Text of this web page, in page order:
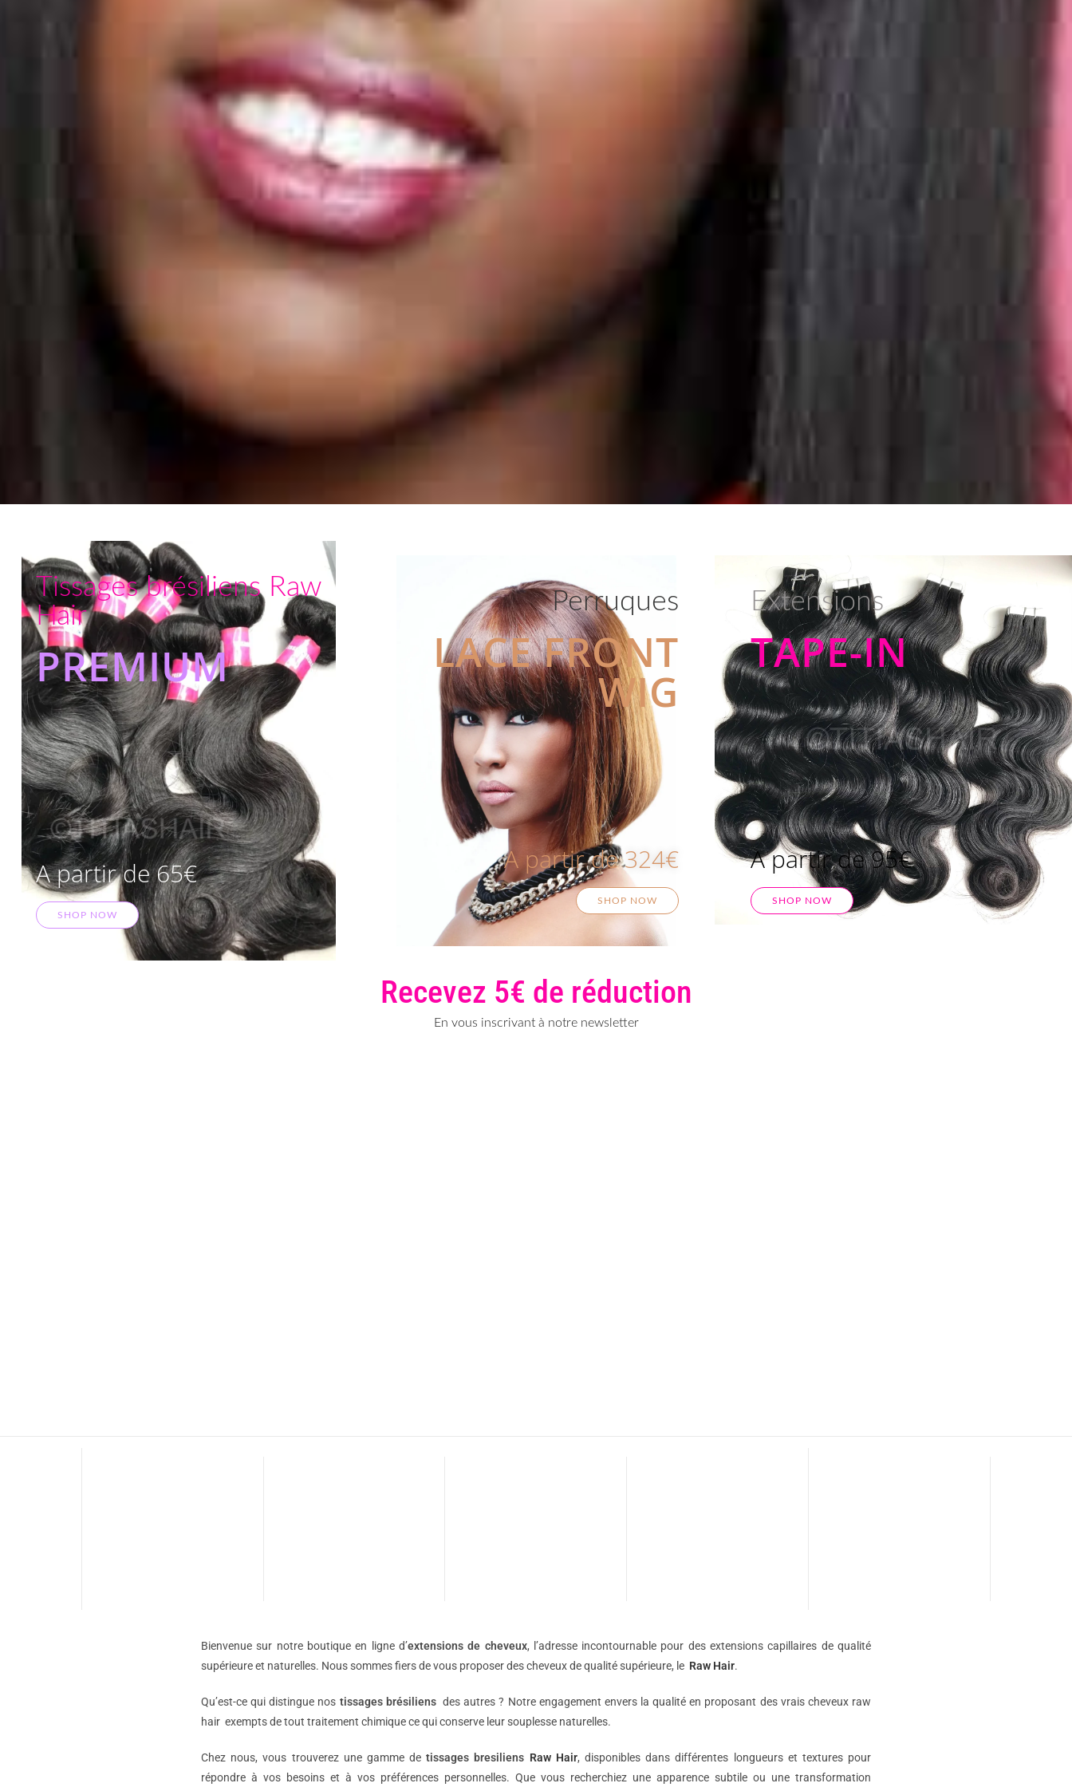
Tissages brésiliens Raw
Hair
PREMIUM
A partir de 65€
SHOP NOW
Perruques
LACE FRONT
WIG
A partir de 324€
SHOP NOW
Extensions
TAPE-IN
A partir de 95€
SHOP NOW
Recevez 5€ de réduction
En vous inscrivant à notre newsletter
Bienvenue sur notre boutique en ligne d’extensions de cheveux, l’adresse incontournable pour des extensions capillaires de qualité
supérieure et naturelles. Nous sommes fiers de vous proposer des cheveux de qualité supérieure, le Raw Hair.
Qu’est-ce qui distingue nos tissages brésiliensdes autres ? Notre engagement envers la qualité en proposant des vrais cheveux raw
hair exempts de tout traitement chimique ce qui conserve leur souplesse naturelles.
Chez nous, vous trouverez une gamme detissages bresiliens Raw Hair, disponibles dans différentes longueurs et textures pour
répondre à vos besoins et à vos préférences personnelles. Que vous recherchiez une apparence subtile ou une transformation